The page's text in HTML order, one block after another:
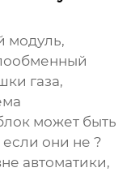
модуль,
газа,
может быть
они не ?
автоматики,